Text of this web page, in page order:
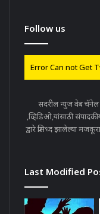
Follow us
Error Can not Get
सदरील न्युज वेब चॅनेल
,व्हिडिओ,यांसाठी
द्वारे प्रसिध्द झालेल्या
Last Modified